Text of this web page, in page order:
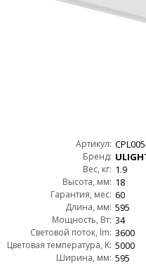
Артикул:
Бренд:
Вес, кг: 1.9
Высота, мм: 18
Гарантия, мес: 60
Длина, мм: 595
Мощность, Вт: 34
Световой поток, lm: 3600
Цветовая температура, K: 5000
Ширина, мм: 595